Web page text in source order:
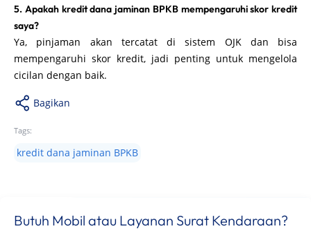
5. Apakah kredit dana jaminan BPKB mempengaruhi skor kredit
saya?
Ya, pinjaman akan tercatat di sistem OJK dan bisa
mempengaruhi skor kredit, jadi penting untuk mengelola
cicilan dengan baik.
Bagikan
Tags:
kredit dana jaminan BPKB
Butuh Mobil atau Layanan Surat Kendaraan?